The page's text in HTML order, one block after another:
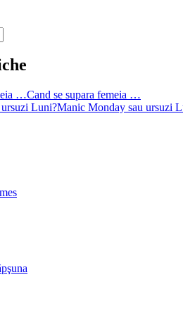
Cand se supara femeia …
Manic Monday sau ursuzi